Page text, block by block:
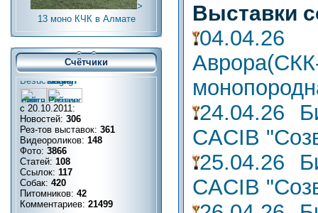
>
13 моно КЧК в Алмате
Счётчики
с 20.10.2011:
Новостей: 306
Рез-тов выставок: 361
Видеороликов: 148
Фото: 3866
Статей: 108
Ссылок: 117
Собак: 420
Питомников: 42
Комментариев: 21499
Выставки
24.04.26
CACIB
25.04.26
CACIB